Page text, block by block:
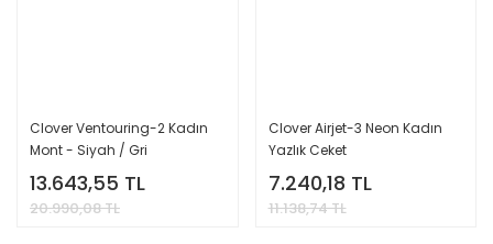
Clover Ventouring-2 Kadın
Mont - Siyah / Gri
13.643,55 TL
20.990,08 TL
Clover Airjet-3 Neon Kadın
Yazlık Ceket
7.240,18 TL
11.138,74 TL